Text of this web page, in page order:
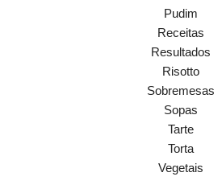
Pudim
Receitas
Resultados
Risotto
Sobremesas
Sopas
Tarte
Torta
Vegetais